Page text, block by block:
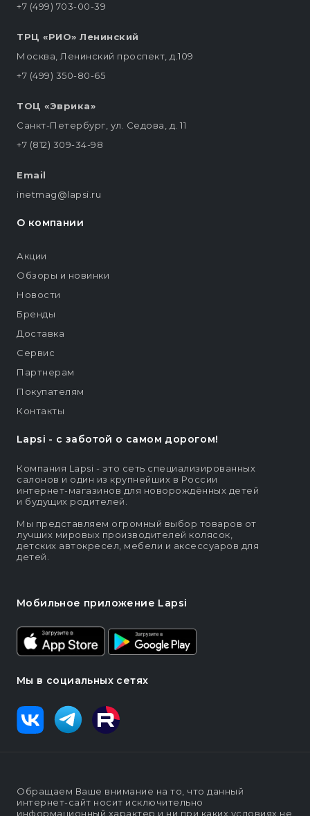
Lapsi - c заботой о самом дорогом!
Компания Lapsi - это сеть специализированных
салонов и один из крупнейших в России
интернет-магазинов для новорождённых детей
и будущих родителей.
Мы представляем огромный выбор товаров от
лучших мировых производителей колясок,
детских автокресел, мебели и аксессуаров для
детей.
Мобильное приложение Lapsi
Мы в социальных сетях
+7 (499) 703-00-39
ТРЦ «РИО» Ленинский
Москва, Ленинский проспект, д.109
+7 (499) 350-80-65
ТОЦ «Эврика»
Санкт-Петербург, ул. Седова, д. 11
+7 (812) 309-34-98
Email
inetmag@lapsi.ru
О компании
Акции
Обзоры и новинки
Новости
Бренды
Доставка
Сервис
Партнерам
Покупателям
Контакты
Обращаем Ваше внимание на то, что данный
интернет-сайт носит исключительно
информационный характер и ни при каких условиях не